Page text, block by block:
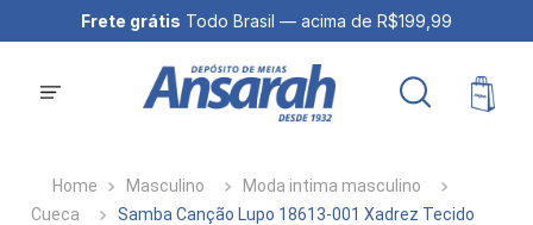
Frete grátis Todo Brasil — acima de R$199,99
Masculino
Moda intima masculino
Cueca
Samba Canção Lupo 18613-001 Xadrez Tecido